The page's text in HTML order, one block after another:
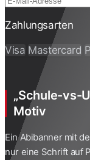
Zahlungsarten
Visa Mastercard
„Schule-vs-
Motiv
EinAbibannermit
nur eine Schrift auf